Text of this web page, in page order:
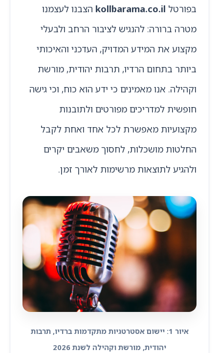
בפורטל kollbarama.co.ilהצבנו לעצמנו
מטרה ברורה: להנגיש לציבור הרחב ולבעלי
מקצוע את המידע המדויק, העדכני והאיכותי
ביותר בתחום הרדיו, תרבות יהודית, מורשת
וקהילה. אנו מאמינים כי ידע הוא כוח, וכי גישה
חופשית למדריכים מפורטים ולתובנות
מקצועיות מאפשרת לכל אחד ואחת לקבל
החלטות מושכלות, לחסוך משאבים יקרים
ולהגיע לתוצאות מרשימות לאורך זמן.
איור 1: יישום אסטרטגיות מתקדמות ברדיו, תרבות
יהודית, מורשת וקהילה לשנת 2026